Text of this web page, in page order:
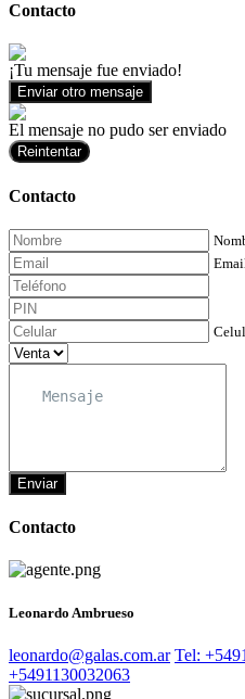
Contacto
¡Tu mensaje fue enviado!
Enviar otro mensaje
El mensaje no pudo ser enviado
Reintentar
Contacto
Enviar
Contacto
Leonardo Ambrueso
leonardo@galas.com.ar Tel:
+5491130032063